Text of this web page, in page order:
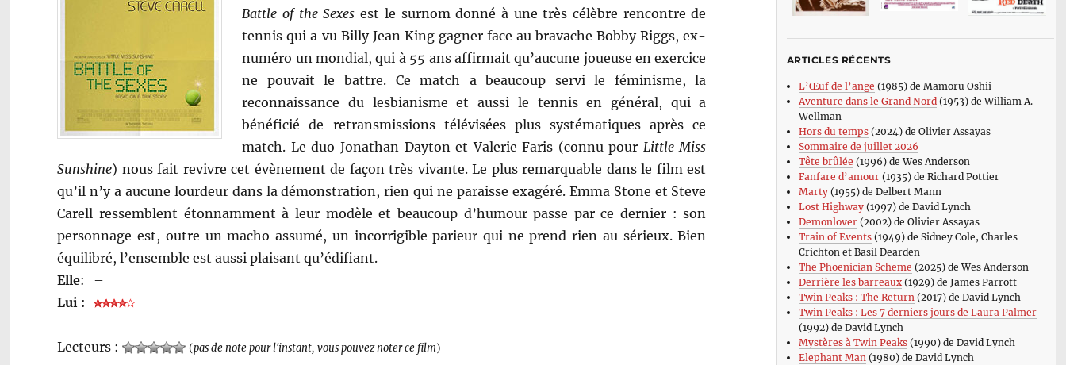
Battle of the Sexes est le surnom donné à une très célèbre rencontre de
tennis qui a vu Billy Jean King gagner face au bravache Bobby Riggs, ex-
numéro un mondial, qui à 55 ans affirmait qu’aucune joueuse en exercice
ne pouvait le battre. Ce match a beaucoup servi le féminisme, la
reconnaissance du lesbianisme et aussi le tennis en général, qui a
bénéficié de retransmissions télévisées plus systématiques après ce
match. Le duo Jonathan Dayton et Valerie Faris (connu pour Little Miss
Sunshine) nous fait revivre cet évènement de façon très vivante. Le plus remarquable dans le film est
qu’il n’y a aucune lourdeur dans la démonstration, rien qui ne paraisse exagéré. Emma Stone et Steve
Carell ressemblent étonnamment à leur modèle et beaucoup d’humour passe par ce dernier : son
personnage est, outre un macho assumé, un incorrigible parieur qui ne prend rien au sérieux. Bien
équilibré, l’ensemble est aussi plaisant qu’édifiant.
Elle:
–
Lui :
Lecteurs : (pas de note pour l'instant, vous pouvez noter ce film)
ARTICLES RÉCENTS
L’Œuf de l’ange (1985) de Mamoru Oshii
Aventure dans le Grand Nord(1953) de William A.
Wellman
Hors du temps(2024) de Olivier Assayas
Sommaire de juillet 2026
Tête brûlée (1996) de Wes Anderson
Fanfare d’amour(1935) de Richard Pottier
Marty(1955) de Delbert Mann
Lost Highway(1997) de David Lynch
Demonlover(2002) de Olivier Assayas
Train of Events(1949) de Sidney Cole, Charles
Crichton et Basil Dearden
The Phoenician Scheme (2025) de Wes Anderson
Derrière les barreaux(1929) de James Parrott
Twin Peaks : The Return(2017) de David Lynch
Twin Peaks : Les 7 derniers jours de Laura Palmer
(1992) de David Lynch
Mystères à Twin Peaks(1990) de David Lynch
Elephant Man(1980) de David Lynch